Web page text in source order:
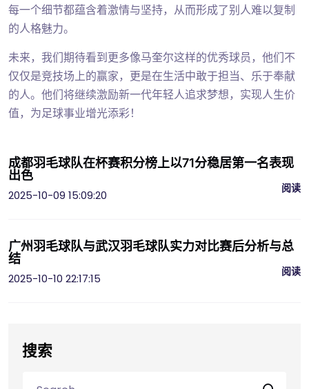
每一个细节都蕴含着激情与坚持，从而形成了别人难以复制
的人格魅力。
未来，我们期待看到更多像马奎尔这样的优秀球员，他们不
仅仅是竞技场上的赢家，更是在生活中敢于担当、乐于奉献
的人。他们将继续激励新一代年轻人追求梦想，实现人生价
值，为足球事业增光添彩！
成都羽毛球队在杯赛积分榜上以71分稳居第一名表现
出色
2025-10-09 15:09:20
阅读
广州羽毛球队与武汉羽毛球队实力对比赛后分析与总
结
2025-10-10 22:17:15
阅读
搜索